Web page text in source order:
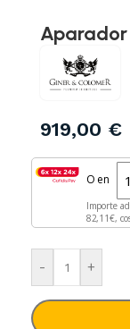
Aparador
919,00 €
O en
Importe
82,11
€,
- +